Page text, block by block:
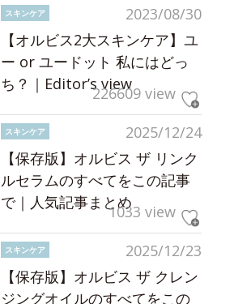
2023/08/30
スキンケア
【オルビス2大スキンケア】ユ
ー or ユードット 私にはどっ
ち？｜Editor’s view226609 view
2025/12/24
スキンケア
【保存版】オルビス ザ リンク
ルセラムのすべてをこの記事
で｜人気記事まとめ1033 view
2025/12/23
スキンケア
【保存版】オルビス ザ クレン
ジングオイルのすべてをこの